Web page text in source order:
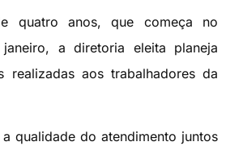
quatro anos, que começa no
a diretoria eleita planeja
realizadas aos trabalhadores da
a qualidade do atendimento juntos